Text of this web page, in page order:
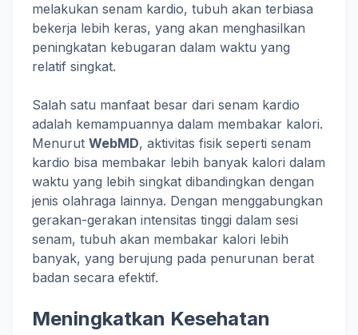
melakukan senam kardio, tubuh akan terbiasa
bekerja lebih keras, yang akan menghasilkan
peningkatan kebugaran dalam waktu yang
relatif singkat.
Salah satu manfaat besar dari senam kardio
adalah kemampuannya dalam membakar kalori.
Menurut WebMD, aktivitas fisik seperti senam
kardio bisa membakar lebih banyak kalori dalam
waktu yang lebih singkat dibandingkan dengan
jenis olahraga lainnya. Dengan menggabungkan
gerakan-gerakan intensitas tinggi dalam sesi
senam, tubuh akan membakar kalori lebih
banyak, yang berujung pada penurunan berat
badan secara efektif.
Meningkatkan Kesehatan